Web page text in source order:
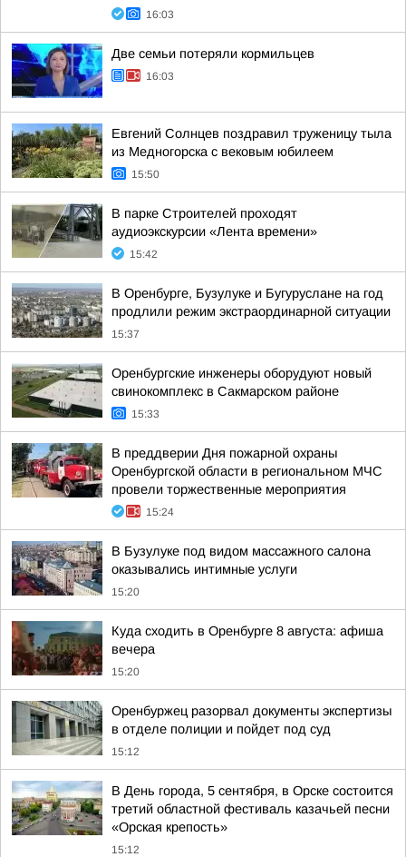
16:03
Две семьи потеряли кормильцев
16:03
Евгений Солнцев поздравил труженицу тыла
из Медногорска с вековым юбилеем
15:50
В парке Строителей проходят
аудиоэкскурсии «Лента времени»
15:42
В Оренбурге, Бузулуке и Бугуруслане на год
продлили режим экстраординарной ситуации
15:37
Оренбургские инженеры оборудуют новый
свинокомплекс в Сакмарском районе
15:33
В преддверии Дня пожарной охраны
Оренбургской области в региональном МЧС
провели торжественные мероприятия
15:24
В Бузулуке под видом массажного салона
оказывались интимные услуги
15:20
Куда сходить в Оренбурге 8 августа: афиша
вечера
15:20
Оренбуржец разорвал документы экспертизы
в отделе полиции и пойдет под суд
15:12
В День города, 5 сентября, в Орске состоится
третий областной фестиваль казачьей песни
«Орская крепость»
15:12